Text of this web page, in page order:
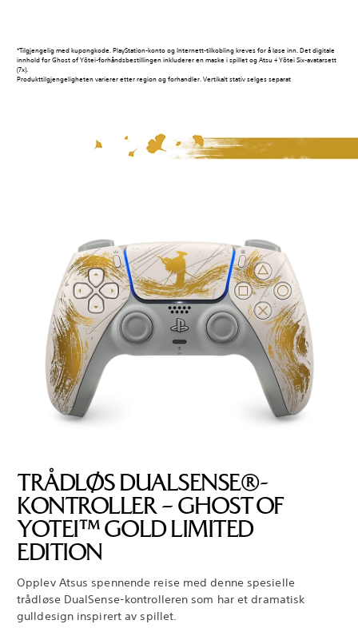
*Tilgjengelig med kupongkode. PlayStation-konto og Internett-tilkobling kreves for å løse inn. Det digitale
innhold for Ghost of Yōtei-forhåndsbestillingen inkluderer en maske i spillet og Atsu + Yōtei Six-avatarsett
(7x).
Produkttilgjengeligheten varierer etter region og forhandler. Vertikalt stativ selges separat
TRÅDLØS DUALSENSE®-
KONTROLLER – GHOST OF
YOTEI™ GOLD LIMITED
EDITION
Opplev Atsus spennende reise med denne spesielle
trådløse DualSense-kontrolleren som har et dramatisk
gulldesign inspirert av spillet.